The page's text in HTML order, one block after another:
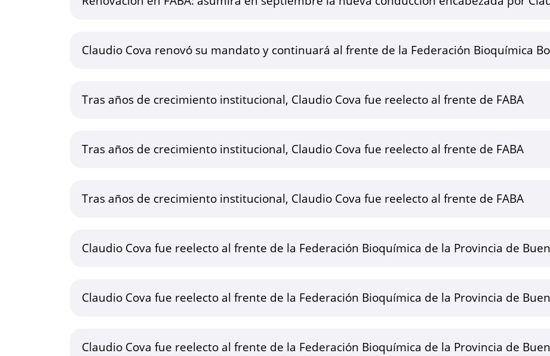
Claudio Cova renovó su mandato y continuará al frente de la Federación Bioquímica
Tras años de crecimiento institucional, Claudio Cova fue reelecto al frente de FABA
Tras años de crecimiento institucional, Claudio Cova fue reelecto al frente de FABA
Tras años de crecimiento institucional, Claudio Cova fue reelecto al frente de FABA
Claudio Cova fue reelecto al frente de la Federación Bioquímica de la Provincia de
Claudio Cova fue reelecto al frente de la Federación Bioquímica de la Provincia de
Claudio Cova fue reelecto al frente de la Federación Bioquímica de la Provincia de